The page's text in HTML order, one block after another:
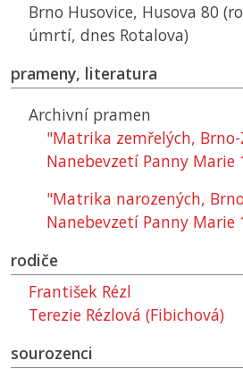
Brno Husovice, Husova 80
úmrtí, dnes Rotalova)
prameny, literatura
Archivní pramen
"Matrika zemřelých,
Nanebevzetí Panny Marie
"Matrika narozených,
Nanebevzetí Panny Marie
rodiče
František Rézl
Terezie Rézlová (Fibichová)
sourozenci